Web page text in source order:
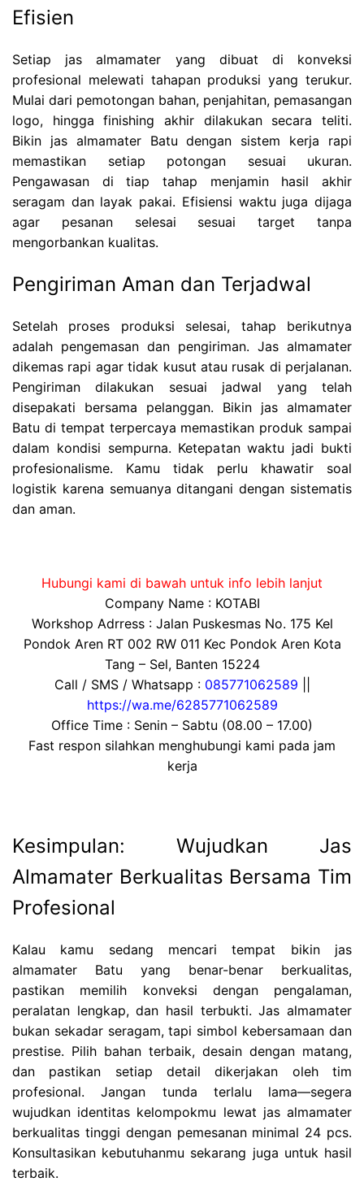
Efisien
Setiap jas almamater yang dibuat di konveksi
profesional melewati tahapan produksi yang terukur.
Mulai dari pemotongan bahan, penjahitan, pemasangan
logo, hingga finishing akhir dilakukan secara teliti.
Bikin jas almamater Batu dengan sistem kerja rapi
memastikan setiap potongan sesuai ukuran.
Pengawasan di tiap tahap menjamin hasil akhir
seragam dan layak pakai. Efisiensi waktu juga dijaga
agar pesanan selesai sesuai target tanpa
mengorbankan kualitas.
Pengiriman Aman dan Terjadwal
Setelah proses produksi selesai, tahap berikutnya
adalah pengemasan dan pengiriman. Jas almamater
dikemas rapi agar tidak kusut atau rusak di perjalanan.
Pengiriman dilakukan sesuai jadwal yang telah
disepakati bersama pelanggan. Bikin jas almamater
Batu di tempat terpercaya memastikan produk sampai
dalam kondisi sempurna. Ketepatan waktu jadi bukti
profesionalisme. Kamu tidak perlu khawatir soal
logistik karena semuanya ditangani dengan sistematis
dan aman.
Hubungi kami di bawah untuk info lebih lanjut
Company Name : KOTABI
Workshop Adrress : Jalan Puskesmas No. 175 Kel
Pondok Aren RT 002 RW 011 Kec Pondok Aren Kota
Tang – Sel, Banten 15224
Call / SMS / Whatsapp : 085771062589
https://wa.me/6285771062589
Office Time : Senin – Sabtu (08.00 – 17.00)
Fast respon silahkan menghubungi kami pada jam
kerja
Kesimpulan: Wujudkan Jas
Almamater Berkualitas Bersama Tim
Profesional
Kalau kamu sedang mencari tempat bikin jas
almamater Batu yang benar-benar berkualitas,
pastikan memilih konveksi dengan pengalaman,
peralatan lengkap, dan hasil terbukti. Jas almamater
bukan sekadar seragam, tapi simbol kebersamaan dan
prestise. Pilih bahan terbaik, desain dengan matang,
dan pastikan setiap detail dikerjakan oleh tim
profesional. Jangan tunda terlalu lama—segera
wujudkan identitas kelompokmu lewat jas almamater
berkualitas tinggi dengan pemesanan minimal 24 pcs.
Konsultasikan kebutuhanmu sekarang juga untuk hasil
terbaik.